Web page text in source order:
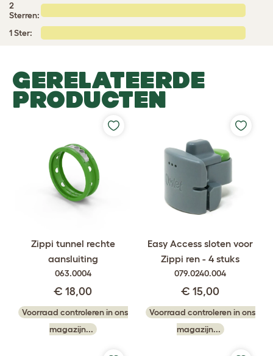
2
Sterren:
1 Ster:
GERELATEERDE
PRODUCTEN
Zippi tunnel rechte
aansluiting
063.0004
€ 18,00
Voorraad controleren in ons
magazijn...
Easy Access sloten voor
Zippi ren - 4 stuks
079.0240.004
€ 15,00
Voorraad controleren in ons
magazijn...